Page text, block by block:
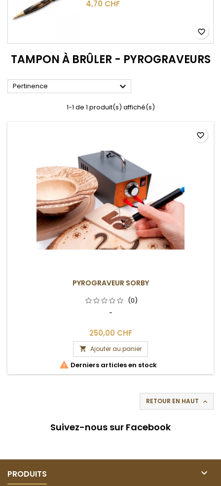
4,70 CHF
favorite_border
TAMPON À BRÛLER - PYROGRAVEURS
Pertinence 
1-1 de 1 produit(s) affiché(s)
PYROGRAVEUR SORBY
(0)
-
250,00 CHF
 Ajouter au panier
 Derniers articles en stock
favorite_border
RETOUR EN HAUT 
Suivez-nous sur Facebook
PRODUITS 